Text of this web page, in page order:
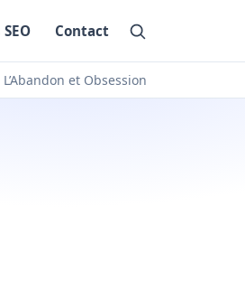
Contact
et Obsession